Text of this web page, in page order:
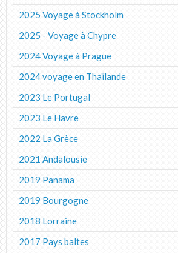
2025 Voyage à Stockholm
2025 - Voyage à Chypre
2024 Voyage à Prague
2024 voyage en Thaïlande
2023 Le Portugal
2023 Le Havre
2022 La Grèce
2021 Andalousie
2019 Panama
2019 Bourgogne
2018 Lorraine
2017 Pays baltes